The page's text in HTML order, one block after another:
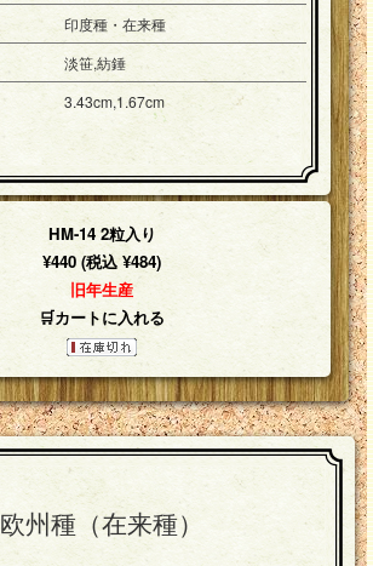
印度種・在来種
淡笹,紡錘
3.43cm,1.67cm
HM-14 2粒入り
¥440 (税込 ¥484)
旧年生産
🛒カートに入れる
欧州種（在来種）